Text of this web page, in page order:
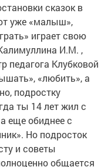
сказок в
уже «малыш»,
играет свою
И.М. ,
педагога Клубковой
«любить», а
подростку
ты 14 лет жил с
еще обиднее с
Но подросток
и советы
общается